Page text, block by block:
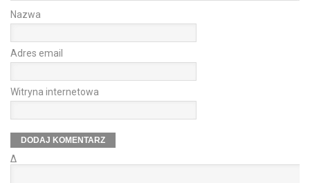
Nazwa
Adres email
Witryna internetowa
Δ